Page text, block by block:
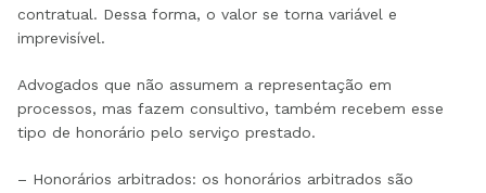
contratual. Dessa forma, o valor se torna variável e
imprevisível.
Advogados que não assumem a representação em
processos, mas fazem consultivo, também recebem esse
tipo de honorário pelo serviço prestado.
– Honorários arbitrados: os honorários arbitrados são